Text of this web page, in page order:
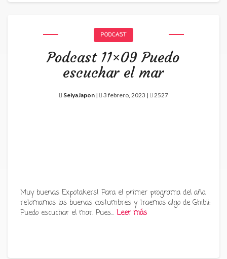
PODCAST
Podcast 11×09 Puedo
escuchar el mar
SeiyaJapon | 3 febrero, 2023 | 2527
Muy buenas Expotakers! Para el primer programa del año,
retomamos las buenas costumbres y traemos algo de Ghibli:
Puedo escuchar el mar. Pues… Leer más